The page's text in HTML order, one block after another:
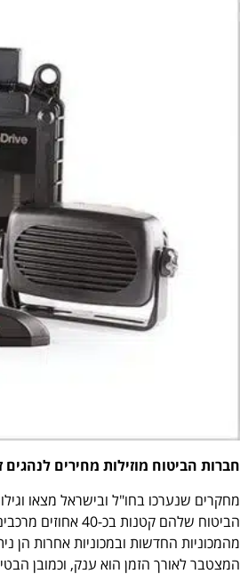
חברות הביטוח מוזילות מחירים לנהגים
מחקרים שנערכו בחו"ל ובישראל מצאו
הביטוח שלהם
מהמכוניות החדשות ובמכוניות אחרות
המצטבר לאורך הזמן הוא ענק, וכמובן